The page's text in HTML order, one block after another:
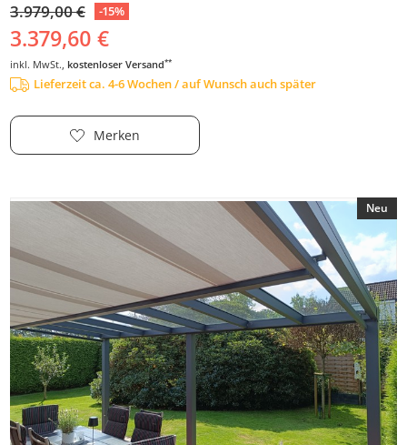
3.979,00 € -15%
3.379,60 €
inkl. MwSt., kostenloser Versand**
Lieferzeit ca. 4-6 Wochen / auf Wunsch auch später
Merken
Neu